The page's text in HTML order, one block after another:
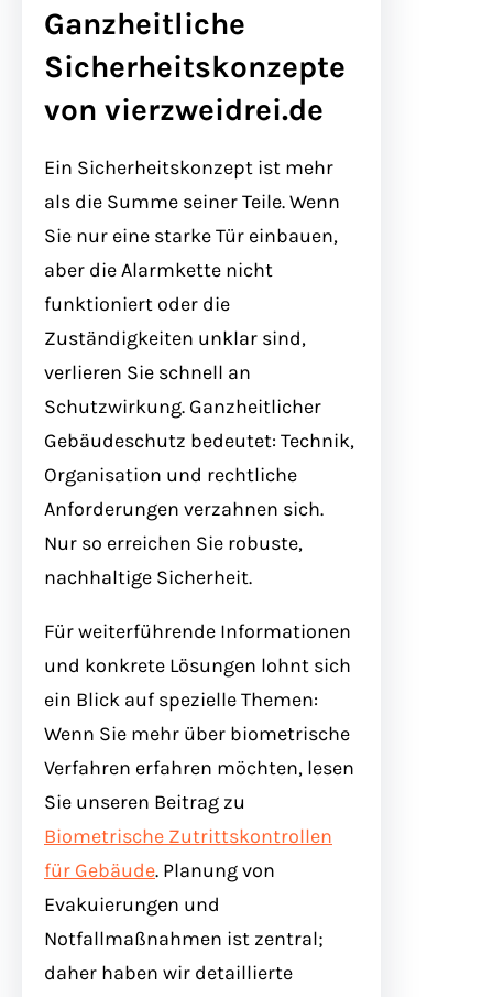
Ganzheitliche
Sicherheitskonzepte
von vierzweidrei.de
Ein Sicherheitskonzept ist mehr
als die Summe seiner Teile. Wenn
Sie nur eine starke Tür einbauen,
aber die Alarmkette nicht
funktioniert oder die
Zuständigkeiten unklar sind,
verlieren Sie schnell an
Schutzwirkung. Ganzheitlicher
Gebäudeschutz bedeutet: Technik,
Organisation und rechtliche
Anforderungen verzahnen sich.
Nur so erreichen Sie robuste,
nachhaltige Sicherheit.
Für weiterführende Informationen
und konkrete Lösungen lohnt sich
ein Blick auf spezielle Themen:
Wenn Sie mehr über biometrische
Verfahren erfahren möchten, lesen
Sie unseren Beitrag zu
Biometrische Zutrittskontrollen
für Gebäude. Planung von
Evakuierungen und
Notfallmaßnahmen ist zentral;
daher haben wir detaillierte